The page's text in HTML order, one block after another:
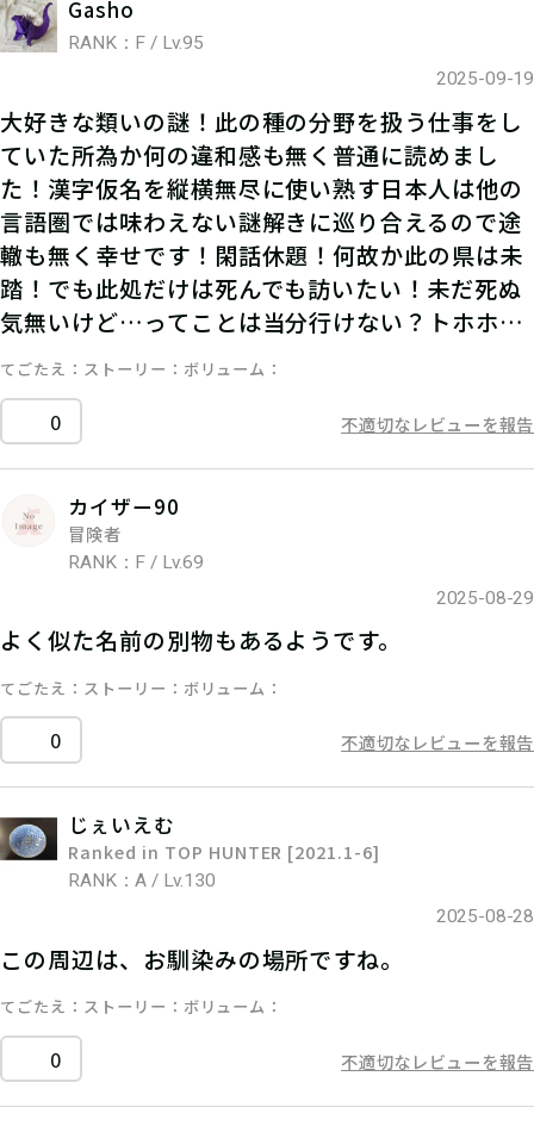
Gasho
RANK：F / Lv.95
2025-09-19
大好きな類いの謎！此の種の分野を扱う仕事をし
ていた所為か何の違和感も無く普通に読めまし
た！漢字仮名を縦横無尽に使い熟す日本人は他の
言語圏では味わえない謎解きに巡り合えるので途
轍も無く幸せです！閑話休題！何故か此の県は未
踏！でも此処だけは死んでも訪いたい！未だ死ぬ
気無いけど…ってことは当分行けない？トホホ…
てごたえ ストーリー ボリューム
0 不適切なレビューを報告
カイザー90
冒険者
RANK：F / Lv.69
2025-08-29
よく似た名前の別物もあるようです。
てごたえ ストーリー ボリューム
0 不適切なレビューを報告
じぇいえむ
Ranked in TOP HUNTER [2021.1-6]
RANK：A / Lv.130
2025-08-28
この周辺は、お馴染みの場所ですね。
てごたえ ストーリー ボリューム
0 不適切なレビューを報告